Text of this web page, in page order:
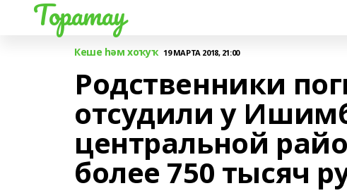
Торатау
Кеше һәм хоҡуҡ 19 МАРТА 2018, 21:00
Родственники
отсудили у
центральной
более 750 тысяч